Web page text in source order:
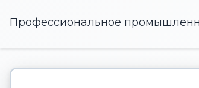
Профессиональное